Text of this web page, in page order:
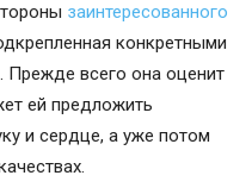
заинтересованного
конкретными
Прежде всего она оценит
ей предложить
и сердце, а уже потом